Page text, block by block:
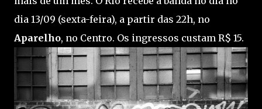
dia 13/09 (sexta-feira), a partir das 22h, no
Aparelho, no Centro. Os ingressos custam R$ 15.